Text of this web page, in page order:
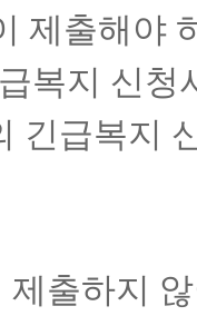
제출해야
복지 신청
긴급복지
제출하지